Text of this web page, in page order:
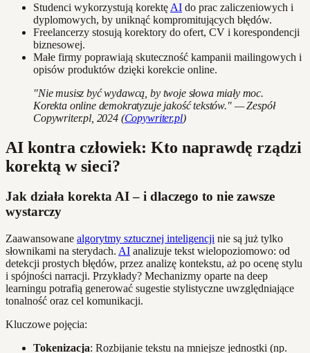
Studenci wykorzystują korektę AI do prac zaliczeniowych i
dyplomowych, by uniknąć kompromitujących błędów.
Freelancerzy stosują korektory do ofert, CV i korespondencji
biznesowej.
Małe firmy poprawiają skuteczność kampanii mailingowych i
opisów produktów dzięki korekcie online.
"Nie musisz być wydawcą, by twoje słowa miały moc.
Korekta online demokratyzuje jakość tekstów." — Zespół
Copywriter.pl, 2024 (Copywriter.pl)
AI kontra człowiek: Kto naprawdę rządzi
korektą w sieci?
Jak działa korekta AI – i dlaczego to nie zawsze
wystarczy
Zaawansowane algorytmy sztucznej inteligencji nie są już tylko
słownikami na sterydach. AI analizuje tekst wielopoziomowo: od
detekcji prostych błędów, przez analizę kontekstu, aż po ocenę stylu
i spójności narracji. Przykłady? Mechanizmy oparte na deep
learningu potrafią generować sugestie stylistyczne uwzględniające
tonalność oraz cel komunikacji.
Kluczowe pojęcia:
Tokenizacja: Rozbijanie tekstu na mniejsze jednostki (np.